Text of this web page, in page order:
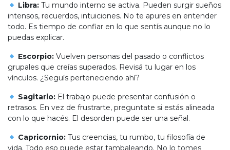
Libra:Tu mundo interno se activa. Pueden surgir sueños
intensos, recuerdos, intuiciones. No te apures en entender
todo. Es tiempo de confiar en lo que sentís aunque no lo
puedas explicar.
Escorpio:Vuelven personas del pasado o conflictos
grupales que creías superados. Revisá tu lugar en los
vínculos. ¿Seguís perteneciendo ahí?
Sagitario:El trabajo puede presentar confusión o
retrasos. En vez de frustrarte, preguntate si estás alineada
con lo que hacés. El desorden puede ser una señal.
Capricornio:Tus creencias, tu rumbo, tu filosofía de
vida. Todo eso puede estar tambaleando. No lo tomes